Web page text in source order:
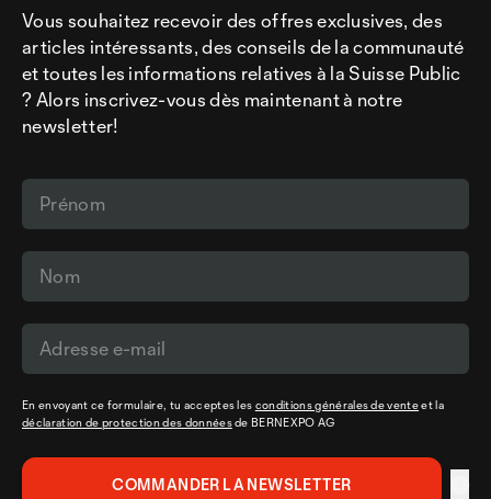
Vous souhaitez recevoir des offres exclusives, des
articles intéressants, des conseils de la communauté
et toutes les informations relatives à la Suisse Public
? Alors inscrivez-vous dès maintenant à notre
newsletter!
En envoyant ce formulaire, tu acceptes les conditions générales de venteet la
déclaration de protection des donnéesde BERNEXPO AG